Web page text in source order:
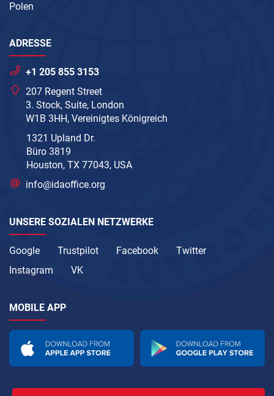
Polen
ADRESSE
+1 205 855 3153
207 Regent Street
3. Stock, Suite, London
W1B 3HH, Vereinigtes Königreich
1321 Upland Dr.
Büro 3819
Houston, TX 77043, USA
info@idaoffice.org
UNSERE SOZIALEN NETZWERKE
Google Trustpilot Facebook
Twitter
Instagram
VK
MOBILE APP